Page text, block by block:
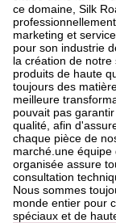
ce domaine, Silk
marketing et
pour son industrie
la création de
produits de haute
toujours des
meilleure
pouvait pas
qualité, afin
chaque pièce de
marché.une
organisée assure
consultation
Nous sommes
monde entier pour
spéciaux et de